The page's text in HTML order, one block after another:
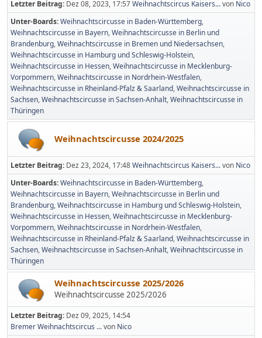
Letzter Beitrag: Dez 08, 2023, 17:57Weihnachtscircus Kaisers...von Nico
Unter-Boards Weihnachtscircusse in Baden-Württemberg
Weihnachtscircusse in Bayern Weihnachtscircusse in Berlin und
Brandenburg Weihnachtscircusse in Bremen und Niedersachsen
Weihnachtscircusse in Hamburg und Schleswig-Holstein
Weihnachtscircusse in Hessen Weihnachtscircusse in Mecklenburg-
Vorpommern Weihnachtscircusse in Nordrhein-Westfalen
Weihnachtscircusse in Rheinland-Pfalz & Saarland Weihnachtscircusse in
Sachsen Weihnachtscircusse in Sachsen-Anhalt Weihnachtscircusse in
Thüringen
Weihnachtscircusse 2024/2025
Letzter Beitrag: Dez 23, 2024, 17:48Weihnachtscircus Kaisers...von Nico
Unter-Boards Weihnachtscircusse in Baden-Württemberg
Weihnachtscircusse in Bayern Weihnachtscircusse in Berlin und
Brandenburg Weihnachtscircusse in Hamburg und Schleswig-Holstein
Weihnachtscircusse in Hessen Weihnachtscircusse in Mecklenburg-
Vorpommern Weihnachtscircusse in Nordrhein-Westfalen
Weihnachtscircusse in Rheinland-Pfalz & Saarland Weihnachtscircusse in
Sachsen Weihnachtscircusse in Sachsen-Anhalt Weihnachtscircusse in
Thüringen
Weihnachtscircusse 2025/2026
Weihnachtscircusse 2025/2026
Letzter Beitrag: Dez 09, 2025, 14:54
Bremer Weihnachtscircus ...von Nico